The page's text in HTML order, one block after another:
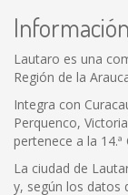
Lautaro es una
Región de la
Integra con
Perquenco,
pertenece a la
La ciudad de
y, según los datos